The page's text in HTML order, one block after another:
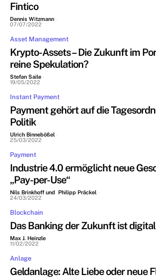
Fintico
Dennis Witzmann -
07/07/2022
Asset Management
Krypto-Assets – Die Zukunft im
reine Spekulation?
Stefan Saile -
19/05/2022
Instant Payment
Payment gehört auf die
Politik
Ulrich Binnebößel -
25/03/2022
Payment
Industrie 4.0 ermöglicht neue
„Pay-per-Use“
Nils Brinkhoff und Philipp Präckel -
24/03/2022
Blockchain
Das Banking der Zukunft ist digital
Max J. Heinzle -
11/02/2022
Anlage
Geldanlage: Alte Liebe oder neue